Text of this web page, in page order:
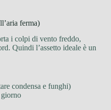
ferma)
i colpi di vento freddo,
Quindi l’assetto ideale è un
condensa e funghi)
giorno